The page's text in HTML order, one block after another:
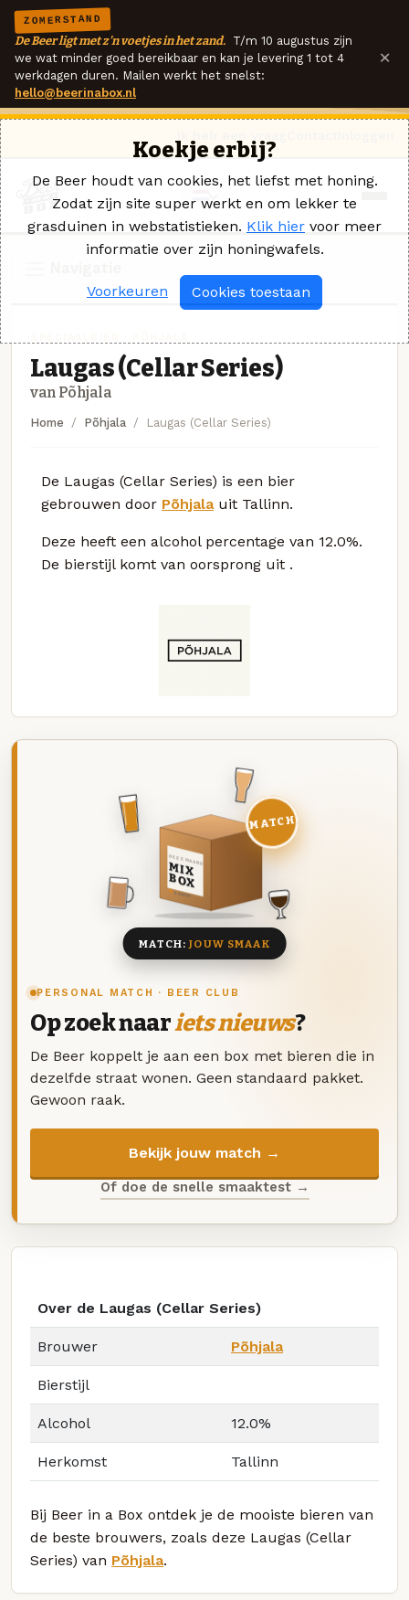
ZOMERSTAND
De Beer ligt met z'n voetjes in het zand. T/m 10 augustus zijn
we wat minder goed bereikbaar en kan je levering 1 tot 4
werkdagen duren. Mailen werkt het snelst:
hello@beerinabox.nl
×
Laugas (Cellar Series)
van Põhjala
Home Põhjala Laugas (Cellar Series)
De Laugas (Cellar Series) is een bier
gebrouwen door Põhjalauit Tallinn.
Deze heeft een alcohol percentage van 12.0%.
De bierstijl komt van oorsprong uit .
PERSONAL MATCH · BEER CLUB
Op zoek naariets nieuws?
De Beer koppelt je aan een box met bieren die in
dezelfde straat wonen. Geen standaard pakket.
Gewoon raak.
Bekijk jouw match →
Of doe de snelle smaaktest →
DEZE MAAND
MIX
BOX
8 BIEREN
MATCH
MATCH:JOUW SMAAK
Over de Laugas (Cellar Series)
Brouwer Põhjala
Bierstijl
Alcohol 12.0%
Herkomst Tallinn
Bij Beer in a Box ontdek je de mooiste bieren van
de beste brouwers, zoals deze Laugas (Cellar
Series) van Põhjala.
Koekje erbij?
De Beer houdt van cookies, het liefst met honing.
Zodat zijn site super werkt en om lekker te
grasduinen in webstatistieken. Klik hier voor meer
informatie over zijn honingwafels.
Voorkeuren Cookies toestaan